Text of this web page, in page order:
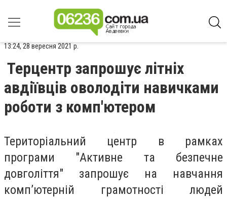
13:24, 28 вересня 2021 р.
Терцентр запрошує літніх
авдіївців оволодіти навичками
роботи з комп'ютером
Територіальний центр в рамках
програми "Активне та безпечне
довголіття" запрошує на навчання
комп’ютерній грамотності людей